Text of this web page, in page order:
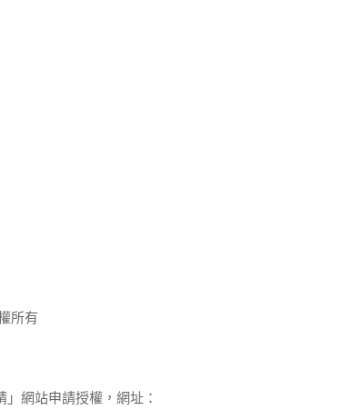
所有
網站申請授權，網址：